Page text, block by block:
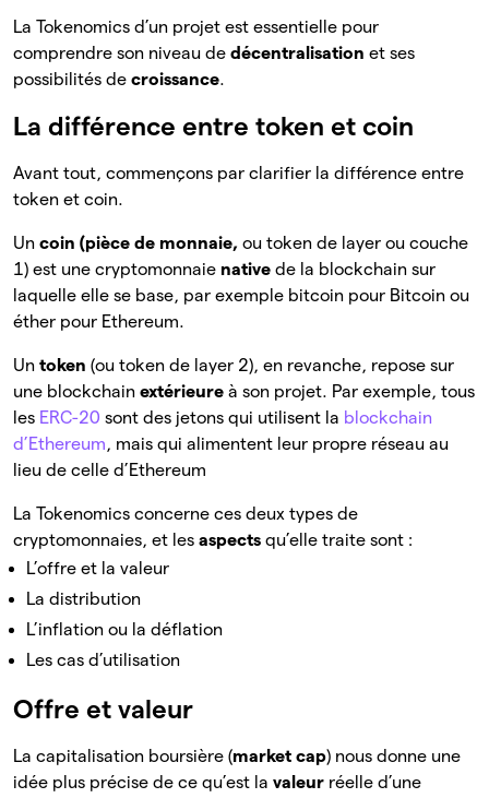
La Tokenomics d’un projet est essentielle pour
comprendre son niveau de décentralisation et ses
possibilités de croissance.
La différence entre token et coin
Avant tout, commençons par clarifier la différence entre
token et coin.
Un coin (pièce de monnaie, ou token de layer ou couche
1) est une cryptomonnaie native de la blockchain sur
laquelle elle se base, par exemple bitcoin pour Bitcoin ou
éther pour Ethereum.
Un token (ou token de layer 2), en revanche, repose sur
une blockchain extérieure à son projet. Par exemple, tous
les ERC-20 sont des jetons qui utilisent la blockchain
d’Ethereum, mais qui alimentent leur propre réseau au
lieu de celle d’Ethereum
La Tokenomics concerne ces deux types de
cryptomonnaies, et les aspects qu’elle traite sont :
L’offre et la valeur
La distribution
L’inflation ou la déflation
Les cas d’utilisation
Offre et valeur
La capitalisation boursière (market cap) nous donne une
idée plus précise de ce qu’est la valeur réelle d’une